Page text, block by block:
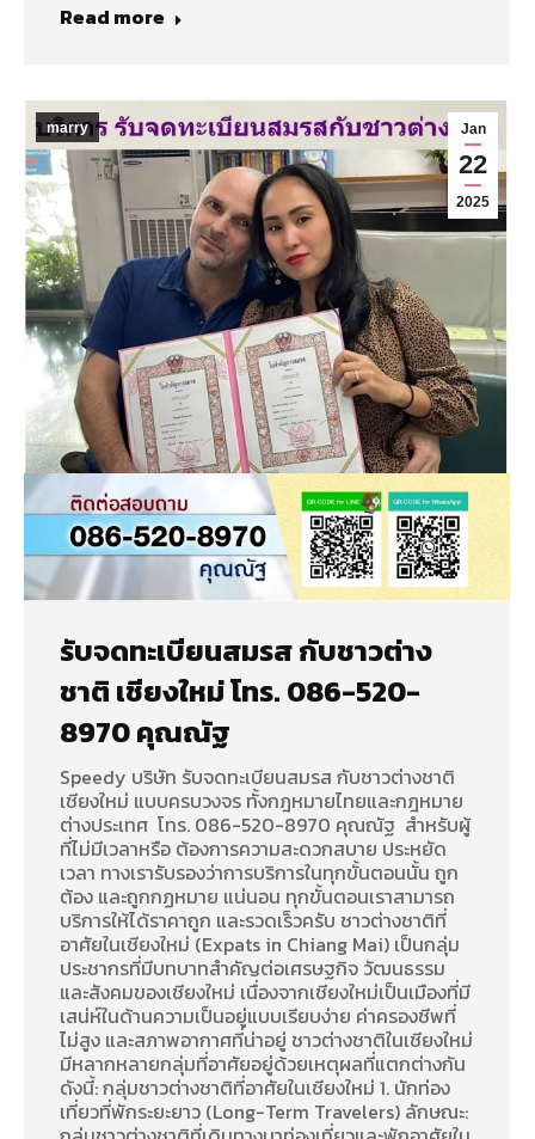
Read more
Jan
22
2025
marry
รับจดทะเบียนสมรส กับชาวต่าง
ชาติ เชียงใหม่ โทร. 086-520-
8970 คุณณัฐ
Speedy บริษัท รับจดทะเบียนสมรส กับชาวต่างชาติ
เชียงใหม่ แบบครบวงจร ทั้งกฎหมายไทยและกฎหมาย
ต่างประเทศ โทร. 086-520-8970 คุณณัฐ สำหรับผู้
ที่ไม่มีเวลาหรือ ต้องการความสะดวกสบาย ประหยัด
เวลา ทางเรารับรองว่าการบริการในทุกขั้นตอนนั้น ถูก
ต้อง และถูกกฏหมาย แน่นอน ทุกขั้นตอนเราสามารถ
บริการให้ได้ราคาถูก และรวดเร็วครับ ชาวต่างชาติที่
อาศัยในเชียงใหม่ (Expats in Chiang Mai) เป็นกลุ่ม
ประชากรที่มีบทบาทสำคัญต่อเศรษฐกิจ วัฒนธรรม
และสังคมของเชียงใหม่ เนื่องจากเชียงใหม่เป็นเมืองที่มี
เสน่ห์ในด้านความเป็นอยู่แบบเรียบง่าย ค่าครองชีพที่
ไม่สูง และสภาพอากาศที่น่าอยู่ ชาวต่างชาติในเชียงใหม่
มีหลากหลายกลุ่มที่อาศัยอยู่ด้วยเหตุผลที่แตกต่างกัน
ดังนี้: กลุ่มชาวต่างชาติที่อาศัยในเชียงใหม่ 1. นักท่อง
เที่ยวที่พักระยะยาว (Long-Term Travelers) ลักษณะ: